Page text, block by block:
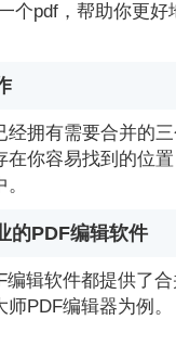
个pdf，帮助你更好
拥有需要合并的三
在你容易找到的位
的PDF编辑软件
编辑软件都提供了
PDF编辑器为例。